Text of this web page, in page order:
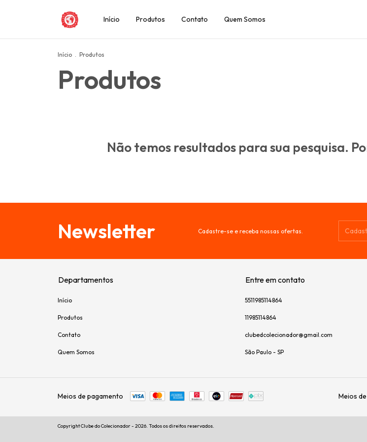
Início Produtos Contato Quem Somos
Início . Produtos
Produtos
Não temos resultados para sua pesquisa.
Newsletter Cadastre-se e receba nossas ofertas.
Departamentos
Início
Produtos
Contato
Quem Somos
Entre em contato
5511985114864
11985114864
clubedcolecionador@gmail.com
São Paulo - SP
Meios de pagamento Meios
Copyright Clube do Colecionador - 2026. Todos os direitos reservados.